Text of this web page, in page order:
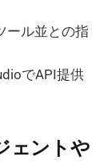
ール並との指
でAPI提供
ェントや